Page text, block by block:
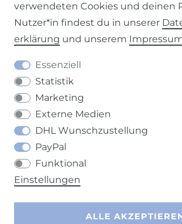
Barrierefreiheitserklärung
VERTRAG WIDERRUFEN
verwendeten Cookies und deinen
Nutzer*in findest du in unserer
erklärung und unserem
Essenziell
Statistik
Marketing
Externe Medien
DHL Wunschzustellung
PayPal
Funktional
Einstellungen
ALLE